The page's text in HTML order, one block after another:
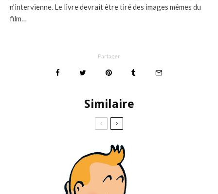
n’intervienne. Le livre devrait être tiré des images mêmes du
film…
Partager
Similaire